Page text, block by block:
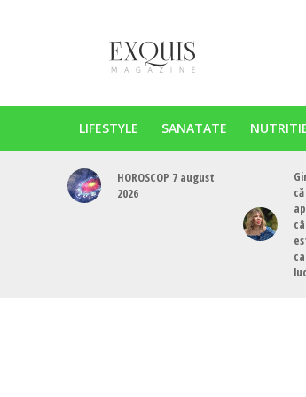
LIFESTYLE SANATATE
HOROSCOP 7 august
2026